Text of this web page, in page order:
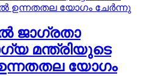
ജാഗ്രതാ
മന്ത്രിയുടെ
യോഗം